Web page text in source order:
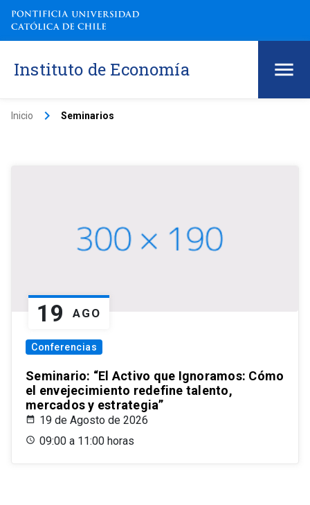
Instituto de Economía
Inicio keyboard_arrow_right Seminarios
19 AGO
Conferencias
Seminario: “El Activo que Ignoramos: Cómo
el envejecimiento redefine talento,
mercados y estrategia”
19 de Agosto de 2026
09:00 a 11:00 horas